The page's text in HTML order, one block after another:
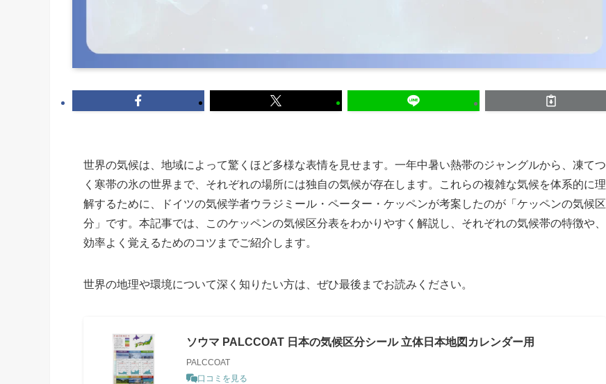
世界の気候は、地域によって驚くほど多様な表情を見せます。一年中暑い熱帯のジャングルから、凍てつ
く寒帯の氷の世界まで、それぞれの場所には独自の気候が存在します。これらの複雑な気候を体系的に理
解するために、ドイツの気候学者ウラジミール・ペーター・ケッペンが考案したのが「ケッペンの気候区
分」です。本記事では、このケッペンの気候区分表をわかりやすく解説し、それぞれの気候帯の特徴や、
効率よく覚えるためのコツまでご紹介します。
世界の地理や環境について深く知りたい方は、ぜひ最後までお読みください。
ソウマ PALCCOAT 日本の気候区分シール 立体日本地図カレンダー用
PALCCOAT
口コミを見る